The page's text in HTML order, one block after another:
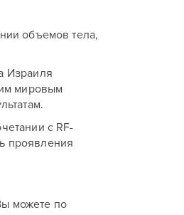
объемов тела,
Израиля
мировым
с RF-
проявления
можете по